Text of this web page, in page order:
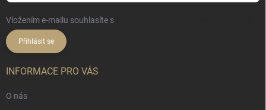
Vložením e-mailu souhlasíte s
Přihlásit se
INFORMACE PRO VÁS
O nás